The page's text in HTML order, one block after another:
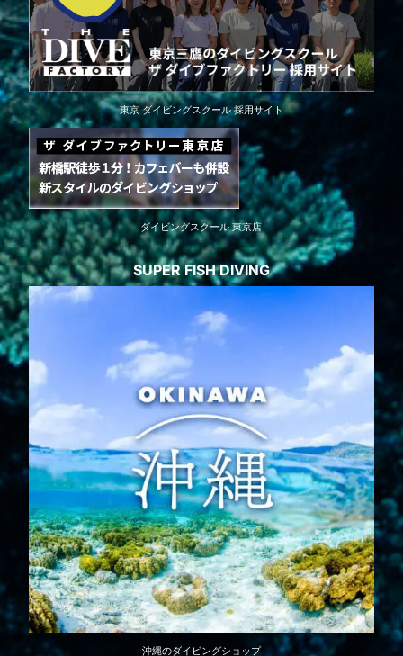
東京 ダイビングスクール 採用サイト
ダイビングスクール 東京店
SUPER FISH DIVING
沖縄のダイビングショップ